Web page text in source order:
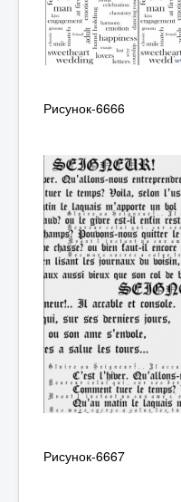
Рисунок-6666
Рисунок-6667